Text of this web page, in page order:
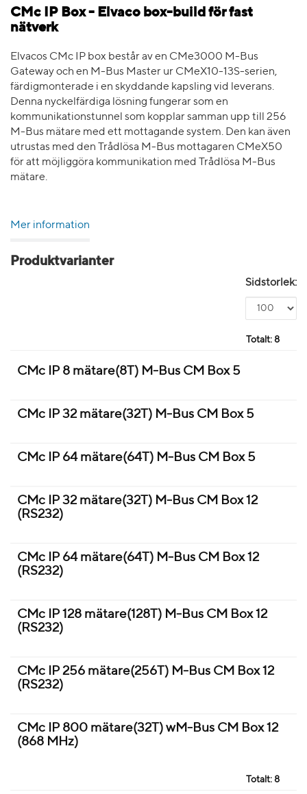
CMc IP Box - Elvaco box-build för fast
nätverk
Elvacos CMc IP box består av en CMe3000 M-Bus
Gateway och en M-Bus Master ur CMeX10-13S-serien,
färdigmonterade i en skyddande kapsling vid leverans.
Denna nyckelfärdiga lösning fungerar som en
kommunikationstunnel som kopplar samman upp till 256
M-Bus mätare med ett mottagande system. Den kan även
utrustas med den Trådlösa M-Bus mottagaren CMeX50
för att möjliggöra kommunikation med Trådlösa M-Bus
mätare.
Mer information
Produktvarianter
Sidstorlek:
Totalt: 8
CMc IP 8 mätare(8T) M-Bus CM Box 5
CMc IP 32 mätare(32T) M-Bus CM Box 5
CMc IP 64 mätare(64T) M-Bus CM Box 5
CMc IP 32 mätare(32T) M-Bus CM Box 12
(RS232)
CMc IP 64 mätare(64T) M-Bus CM Box 12
(RS232)
CMc IP 128 mätare(128T) M-Bus CM Box 12
(RS232)
CMc IP 256 mätare(256T) M-Bus CM Box 12
(RS232)
CMc IP 800 mätare(32T) wM-Bus CM Box 12
(868 MHz)
Totalt: 8